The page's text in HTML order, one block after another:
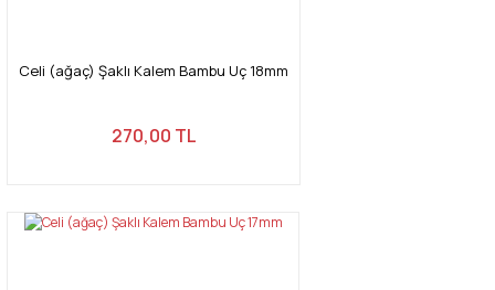
Celi (ağaç) Şaklı Kalem Bambu Uç 18mm
270,00 TL